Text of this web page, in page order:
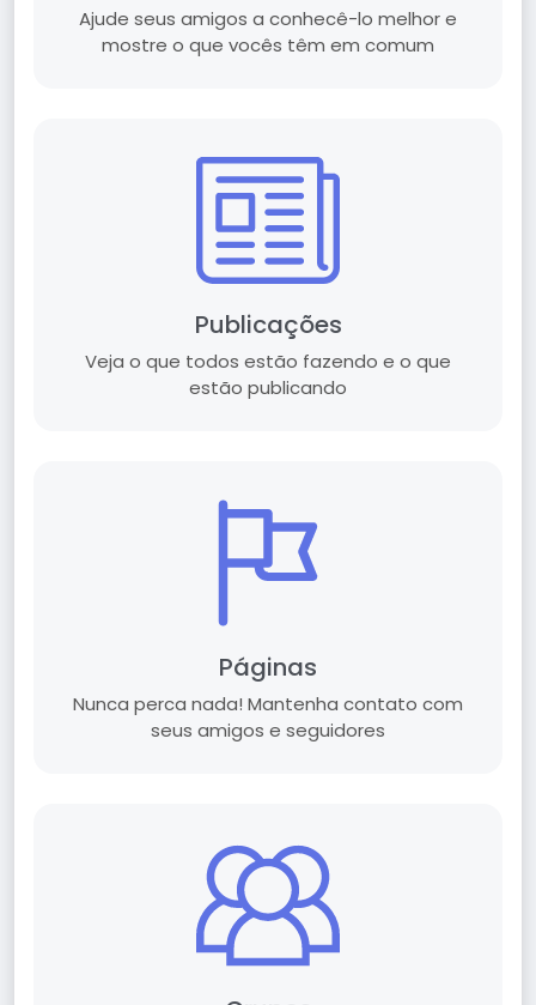
Ajude seus amigos a conhecê-lo melhor e
mostre o que vocês têm em comum
Publicações
Veja o que todos estão fazendo e o que
estão publicando
Páginas
Nunca perca nada! Mantenha contato com
seus amigos e seguidores